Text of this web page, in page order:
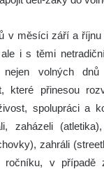
v měsíci září a
i s těmi
nejen volných
které přinesou
spolupráci a
zaházeli
zahráli
v případě